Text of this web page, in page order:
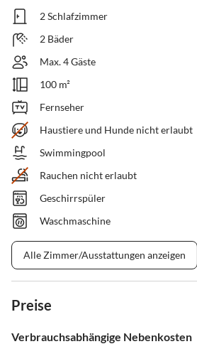
2 Schlafzimmer
2 Bäder
Max. 4 Gäste
100 m²
Fernseher
Haustiere und Hunde nicht erlaubt
Swimmingpool
Rauchen nicht erlaubt
Geschirrspüler
Waschmaschine
Alle Zimmer/Ausstattungen anzeigen
Preise
Verbrauchsabhängige Nebenkosten